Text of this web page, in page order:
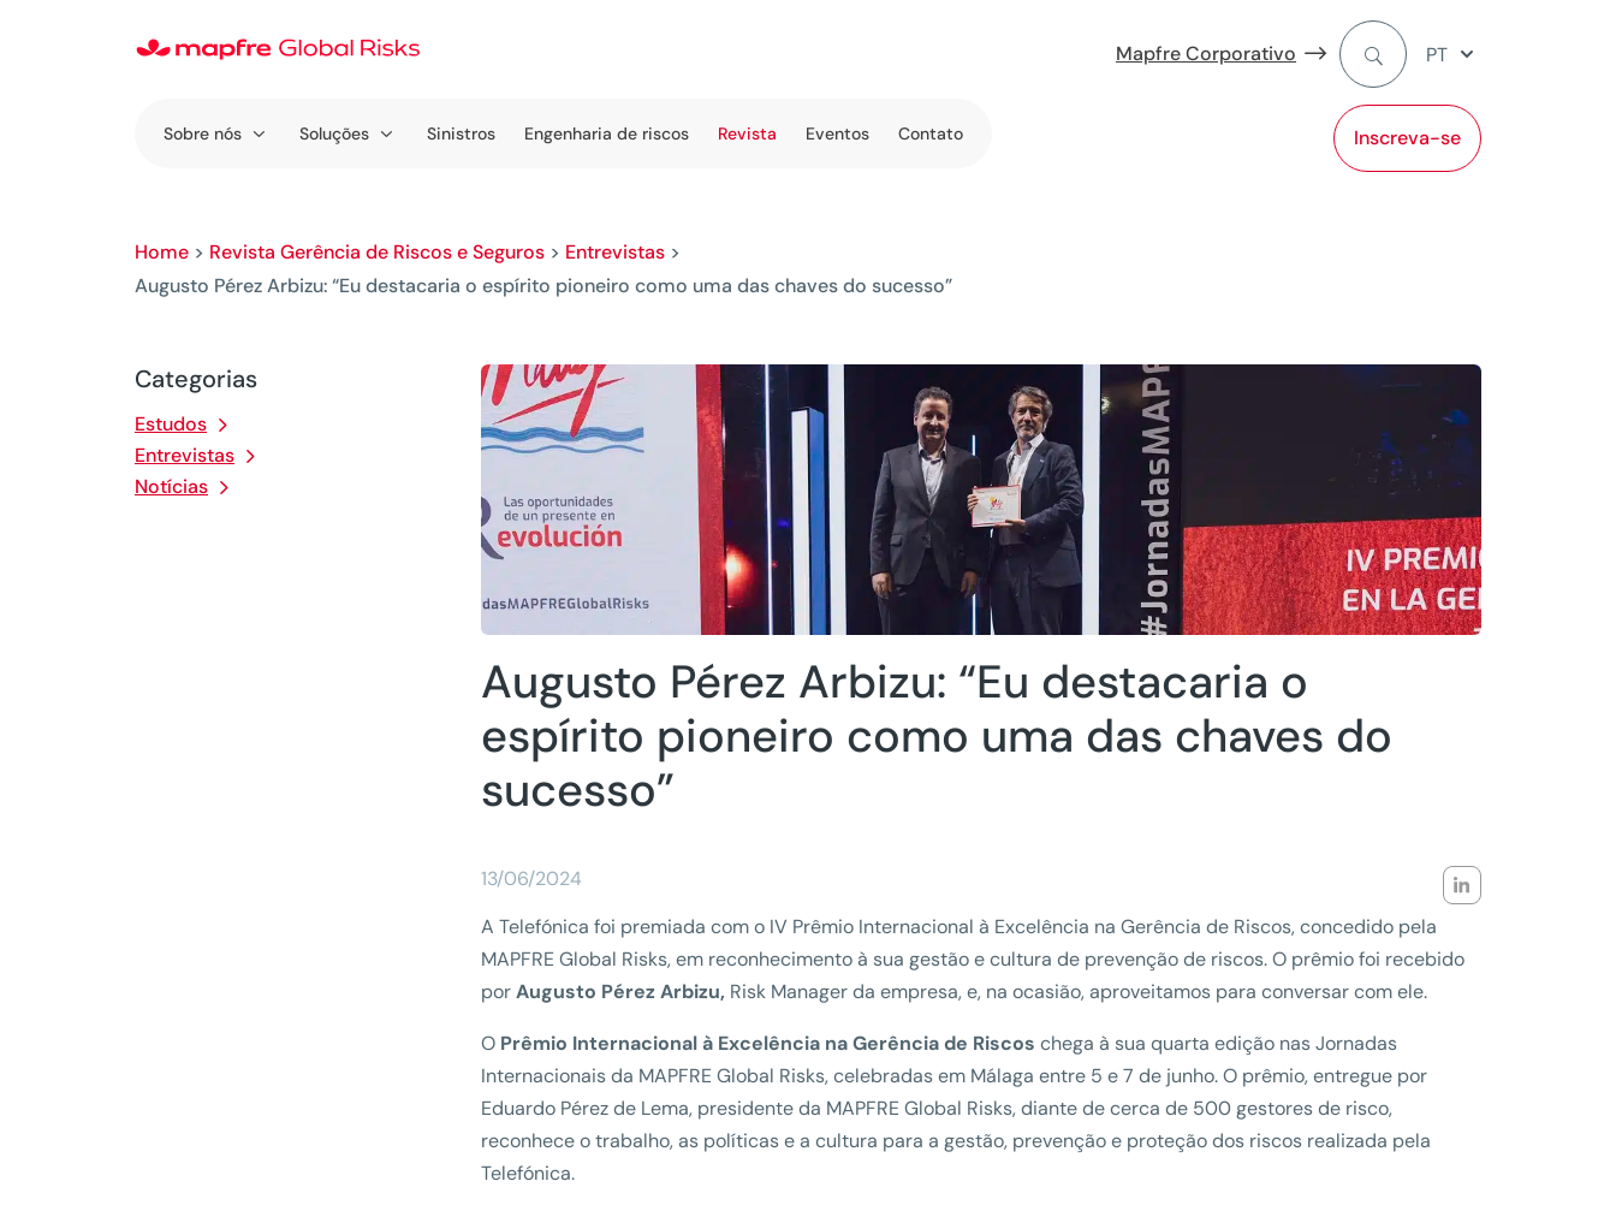
Mapfre Corporativo
Inscreva-se
PT
Sobre nós Soluções Sinistros Engenharia de riscos Revista Eventos Contato
Home > Revista Gerência de Riscos e Seguros > Entrevistas >
Augusto Pérez Arbizu: “Eu destacaria o espírito pioneiro como uma das chaves do sucesso”
Categorias
Estudos
Entrevistas
Notícias
Augusto Pérez Arbizu: “Eu destacaria o
espírito pioneiro como uma das chaves do
sucesso”
13/06/2024
A Telefónica foi premiada com o IV Prêmio Internacional à Excelência na Gerência de Riscos, concedido pela
MAPFRE Global Risks, em reconhecimento à sua gestão e cultura de prevenção de riscos. O prêmio foi recebido
porAugusto Pérez Arbizu, Risk Manager da empresa, e, na ocasião, aproveitamos para conversar com ele.
O Prêmio Internacional à Excelência na Gerência de Riscos chega à sua quarta edição nas Jornadas
Internacionais da MAPFRE Global Risks, celebradas em Málaga entre 5 e 7 de junho. O prêmio, entregue por
Eduardo Pérez de Lema, presidente da MAPFRE Global Risks, diante de cerca de 500 gestores de risco,
reconhece o trabalho, as políticas e a cultura para a gestão, prevenção e proteção dos riscos realizada pela
Telefónica.